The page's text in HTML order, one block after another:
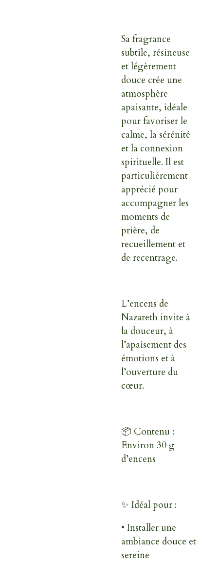
Sa fragrance
subtile, résineuse
et légèrement
douce crée une
atmosphère
apaisante, idéale
pour favoriser le
calme, la sérénité
et la connexion
spirituelle. Il est
particulièrement
apprécié pour
accompagner les
moments de
prière, de
recueillement et
de recentrage.
L’encens de
Nazareth invite à
la douceur, à
l’apaisement des
émotions et à
l’ouverture du
cœur.
📦 Contenu :
Environ 30 g
d’encens
✨ Idéal pour :
• Installer une
ambiance douce et
sereine